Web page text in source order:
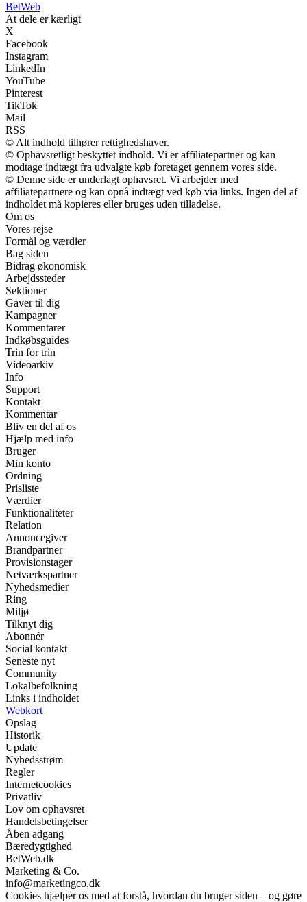
BetWeb
At dele er kærligt
X
Facebook
Instagram
LinkedIn
YouTube
Pinterest
TikTok
Mail
RSS
© Alt indhold tilhører rettighedshaver.
© Ophavsretligt beskyttet indhold. Vi er affiliatepartner og kan
modtage indtægt fra udvalgte køb foretaget gennem vores side.
© Denne side er underlagt ophavsret. Vi arbejder med
affiliatepartnere og kan opnå indtægt ved køb via links. Ingen del af
indholdet må kopieres eller bruges uden tilladelse.
Om os
Vores rejse
Formål og værdier
Bag siden
Bidrag økonomisk
Arbejdssteder
Sektioner
Gaver til dig
Kampagner
Kommentarer
Indkøbsguides
Trin for trin
Videoarkiv
Info
Support
Kontakt
Kommentar
Bliv en del af os
Hjælp med info
Bruger
Min konto
Ordning
Prisliste
Værdier
Funktionaliteter
Relation
Annoncegiver
Brandpartner
Provisionstager
Netværkspartner
Nyhedsmedier
Ring
Miljø
Tilknyt dig
Abonnér
Social kontakt
Seneste nyt
Community
Lokalbefolkning
Links i indholdet
Webkort
Opslag
Historik
Update
Nyhedsstrøm
Regler
Internetcookies
Privatliv
Lov om ophavsret
Handelsbetingelser
Åben adgang
Bæredygtighed
BetWeb.dk
Marketing & Co.
info@marketingco.dk
Cookies hjælper os med at forstå, hvordan du bruger siden – og gøre